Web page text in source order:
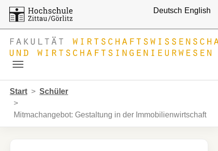
Deutsch English
Start Schüler
Mitmachangebot: Gestaltung in der Immobilienwirtschaft